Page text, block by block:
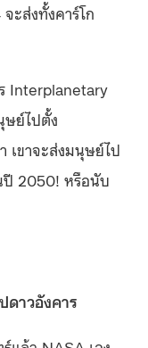
ะส่งทั้งคาร์โก
Interplanetary
ษย์ไปตั้ง
เขาจะส่งมนุษย์ไป
ปี 2050! หรือนับ
าวอังคาร